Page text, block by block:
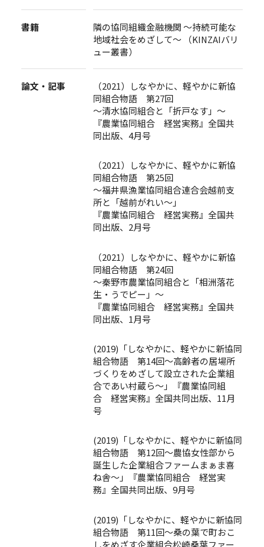
書籍
隣の協同組織金融機関 ～持続可能な
地域社会をめざして～ （KINZAIバリ
ュー叢書）
論文・記事
（2021）しなやかに、軽やかに新協
同組合物語 第27回
～清水協同組合と「折戸なす」～
『農業協同組合 経営実務』全国共
同出版、4月号
（2021）しなやかに、軽やかに新協
同組合物語 第25回
～福井県漁業協同組合連合会越前支
所と「越前がれい～」
『農業協同組合 経営実務』全国共
同出版、2月号
（2021）しなやかに、軽やかに新協
同組合物語 第24回
～秦野市農業協同組合と「相洲落花
生・うでピー」～
『農業協同組合 経営実務』全国共
同出版、1月号
(2019)「しなやかに、軽やかに新協同
組合物語 第14回～高齢者の居場所
づくりをめざして設立された企業組
合であい村蔵ら～」『農業協同組
合 経営実務』全国共同出版、11月
号
(2019)「しなやかに、軽やかに新協同
組合物語 第12回～農協女性部から
誕生した企業組合ファームまぁま喜
ね舎～」『農業協同組合 経営実
務』全国共同出版、9月号
(2019)「しなやかに、軽やかに新協同
組合物語 第11回～桑の葉で町おこ
しをめざす企業組合松崎桑葉ファー